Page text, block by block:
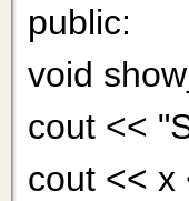
public:
void
cout <<
cout << x